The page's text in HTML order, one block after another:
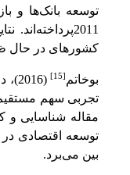
توسعه بانک‌ها و
کشورهای در حال
بوخاتم [15]
مقاله شناسایی و
توسعه اقتصادی
بین می‌برد.